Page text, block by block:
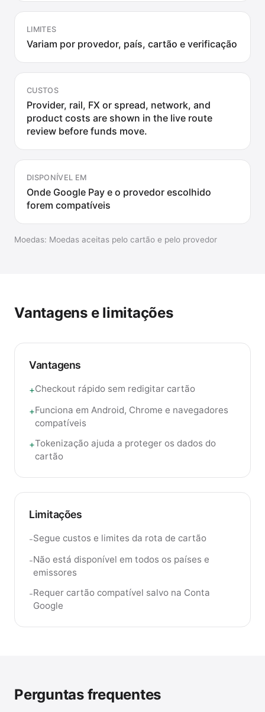
LIMITES
Variam por provedor, país, cartão e verificação
CUSTOS
Provider, rail, FX or spread, network, and
product costs are shown in the live route
review before funds move.
DISPONÍVEL EM
Onde Google Pay e o provedor escolhido
forem compatíveis
Moedas: Moedas aceitas pelo cartão e pelo provedor
Vantagens e limitações
Vantagens
+Checkout rápido sem redigitar cartão
+Funciona em Android, Chrome e navegadores
compatíveis
+Tokenização ajuda a proteger os dados do
cartão
Limitações
-Segue custos e limites da rota de cartão
-Não está disponível em todos os países e
emissores
-Requer cartão compatível salvo na Conta
Google
Perguntas frequentes